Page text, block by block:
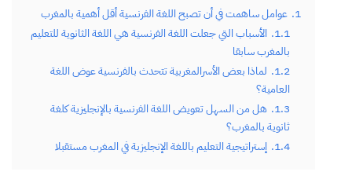
1. عوامل ساهمت في أن تصبح اللغة الفرنسية أقل أهمية بالمغرب
1.1. الأسباب التي جعلت اللغة الفرنسية هي اللغة الثانوية للتعليم
بالمغرب سابقا
1.2. لماذا بعض الأسرالمغربية تتحدث بالفرنسية عوض اللغة
العامية؟
1.3. هل من السهل تعويض اللغة الفرنسية بالإنجليزية كلغة
ثانوية بالمغرب؟
1.4. إستراتيجية التعليم باللغة الإنجليزية في المغرب مستقبلا